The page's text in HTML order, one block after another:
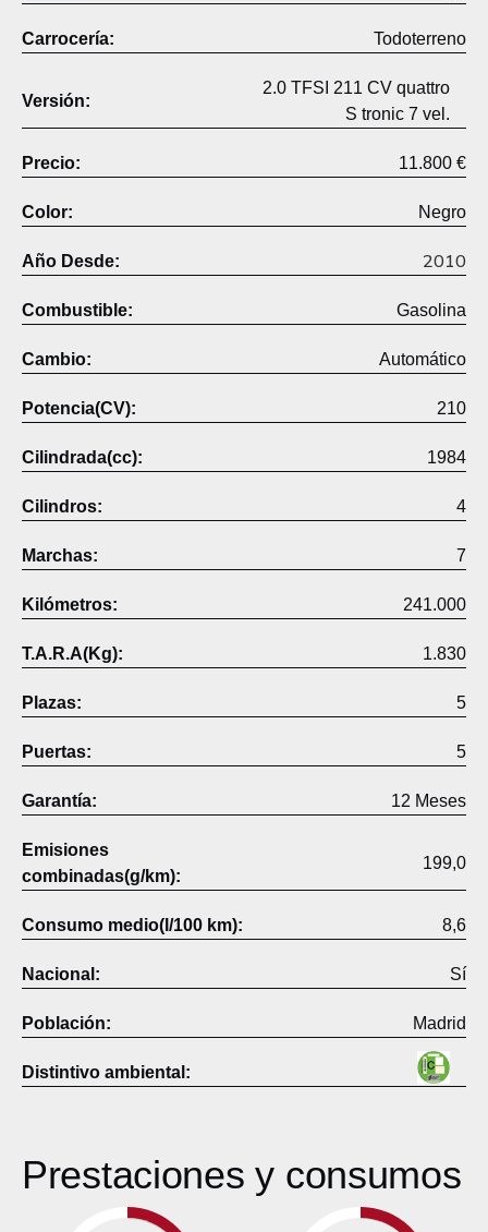
Carrocería: Todoterreno
Versión:
2.0 TFSI 211 CV quattro
S tronic 7 vel.
Precio: 11.800 €
Color: Negro
Año Desde: 2010
Combustible: Gasolina
Cambio: Automático
Potencia(CV): 210
Cilindrada(cc): 1984
Cilindros: 4
Marchas: 7
Kilómetros: 241.000
T.A.R.A(Kg): 1.830
Plazas: 5
Puertas: 5
Garantía: 12 Meses
Emisiones
combinadas(g/km):
199,0
Consumo medio(l/100 km): 8,6
Nacional: Sí
Población: Madrid
Distintivo ambiental:
Prestaciones y consumos